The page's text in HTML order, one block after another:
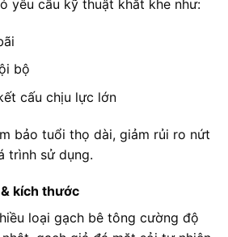
yêu cầu kỹ thuật khắt khe như:
bộ
cấu chịu lực lớn
bảo tuổi thọ dài, giảm rủi ro nứt
trình sử dụng.
kích thước
loại gạch bê tông cường độ